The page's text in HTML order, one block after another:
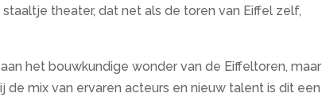
theater, dat net als de toren van Eiffel zelf,
het bouwkundige wonder van de Eiffeltoren, maar
de mix van ervaren acteurs en nieuw talent is dit een